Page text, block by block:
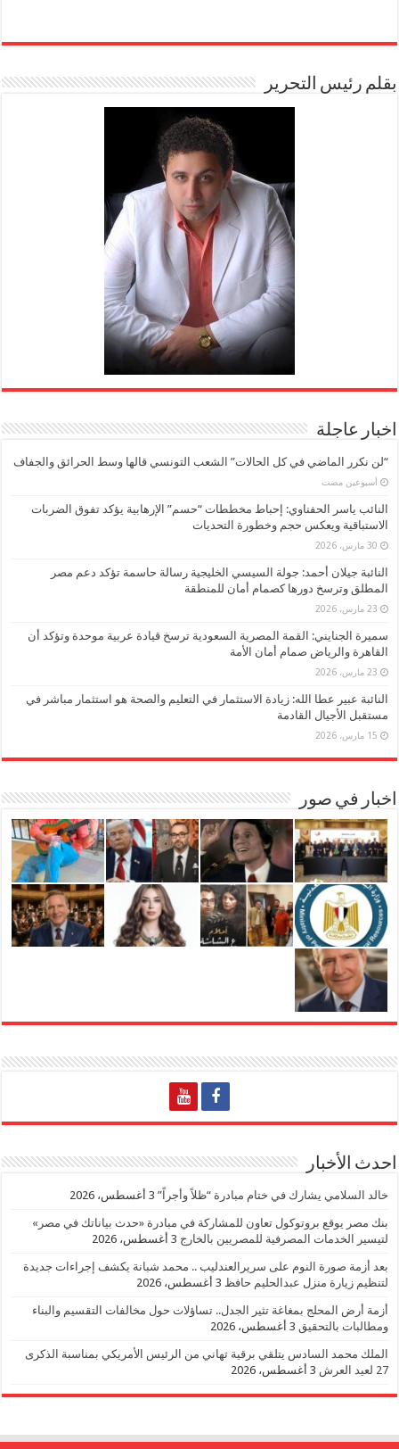
بقلم رئيس التحرير
اخبار عاجلة
“لن نكرر الماضي في كل الحالات” الشعب التونسي قالها وسط الحرائق والجفاف
‏أسبوعين مضت
النائب ياسر الحفناوي: إحباط مخططات “حسم” الإرهابية يؤكد تفوق الضربات
الاستباقية ويعكس حجم وخطورة التحديات
30 مارس، 2026
النائبة جيلان أحمد: جولة السيسي الخليجية رسالة حاسمة تؤكد دعم مصر
المطلق وترسخ دورها كصمام أمان للمنطقة
23 مارس، 2026
سميرة الجنايني: القمة المصرية السعودية ترسخ قيادة عربية موحدة وتؤكد أن
القاهرة والرياض صمام أمان الأمة
23 مارس، 2026
النائبة عبير عطا الله: زيادة الاستثمار في التعليم والصحة هو استثمار مباشر في
مستقبل الأجيال القادمة
15 مارس، 2026
اخبار في صور
احدث الأخبار
خالد السلامي يشارك في ختام مبادرة “ظلاً وأجراً” 3 أغسطس، 2026
بنك مصر يوقع بروتوكول تعاون للمشاركة في مبادرة «حدث بياناتك في مصر»
لتيسير الخدمات المصرفية للمصريين بالخارج 3 أغسطس، 2026
بعد أزمة صورة النوم على سريرالعندليب .. محمد شبانة يكشف إجراءات جديدة
لتنظيم زيارة منزل عبدالحليم حافظ 3 أغسطس، 2026
أزمة أرض المحلج بمغاغة تثير الجدل.. تساؤلات حول مخالفات التقسيم والبناء
ومطالبات بالتحقيق 3 أغسطس، 2026
الملك محمد السادس يتلقي برقية تهاني من الرئيس الأمريكي بمناسبة الذكرى
27 لعيد العرش
3 أغسطس، 2026